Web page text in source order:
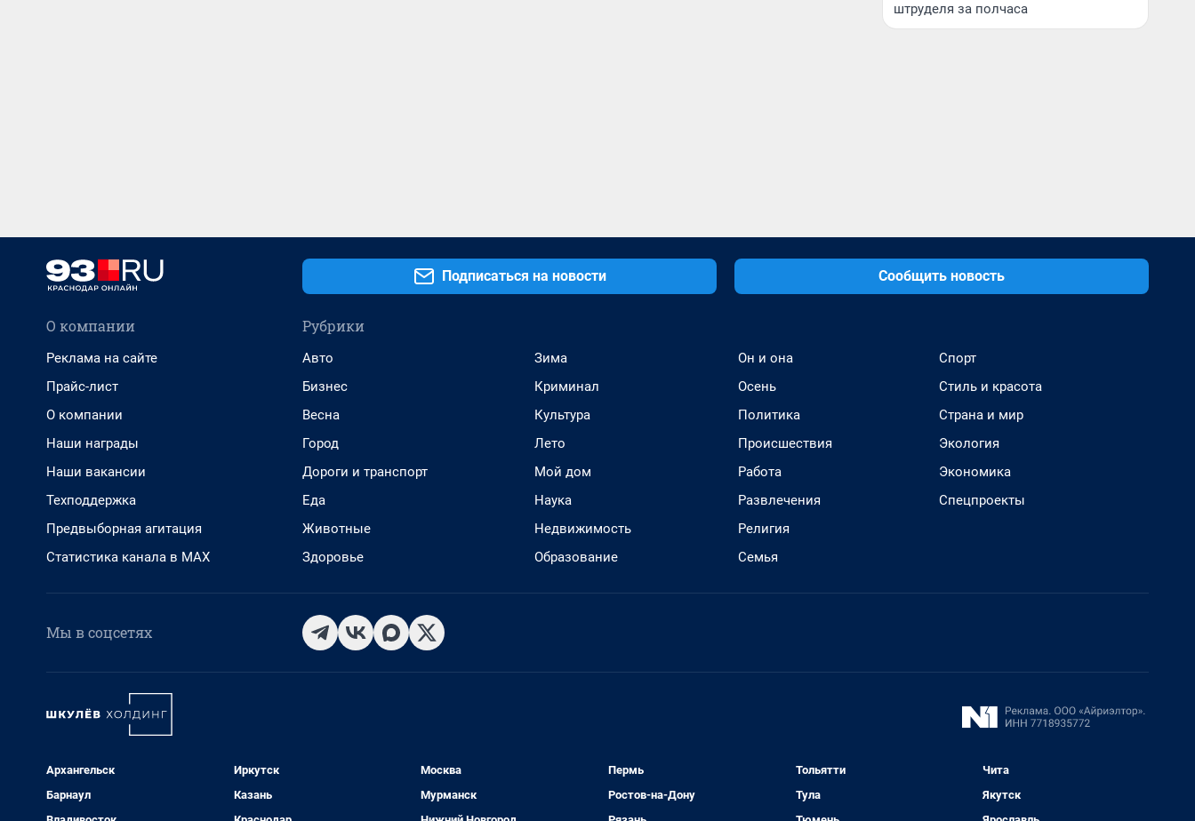
штруделя за полчаса
Подписаться на новости Сообщить новость
О компании
Реклама на сайте
Прайс-лист
О компании
Наши награды
Наши вакансии
Техподдержка
Предвыборная агитация
Статистика канала в MAX
Рубрики
Авто
Бизнес
Весна
Город
Дороги и транспорт
Еда
Животные
Здоровье
Зима
Криминал
Культура
Лето
Мой дом
Наука
Недвижимость
Образование
Он и она
Осень
Политика
Происшествия
Работа
Развлечения
Религия
Семья
Спорт
Стиль и красота
Страна и мир
Экология
Экономика
Спецпроекты
Мы в соцсетях
Архангельск
Барнаул
Иркутск
Казань
Москва
Мурманск
Пермь
Ростов-на-Дону
Тольятти
Тула
Чита
Якутск